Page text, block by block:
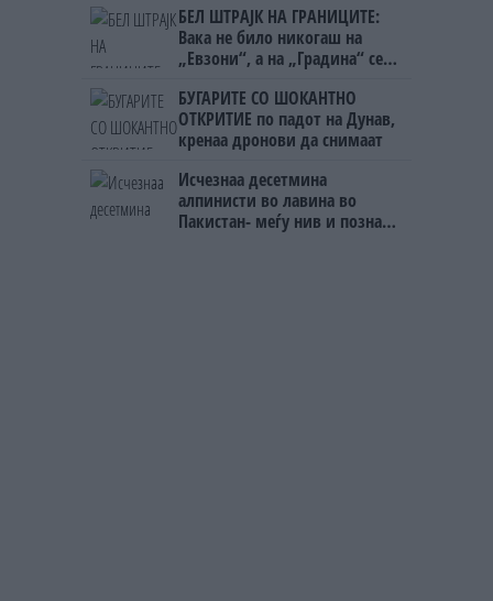
БЕЛ ШТРАЈК НА ГРАНИЦИТЕ:
Вака не било никогаш на
„Евзони“, а на „Градина“ се
БУГАРИТЕ СО ШОКАНТНО
ОТКРИТИЕ по падот на Дунав,
кренаа дронови да снимаат
Исчезнаа десетмина
алпинисти во лавина во
Пакистан- меѓу нив и познат